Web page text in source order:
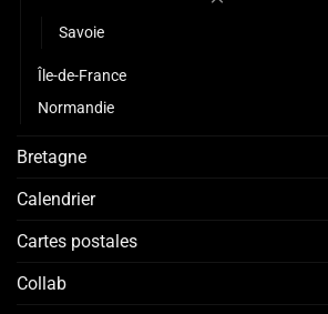
Savoie
Île-de-France
Normandie
Bretagne
Calendrier
Cartes postales
Collab